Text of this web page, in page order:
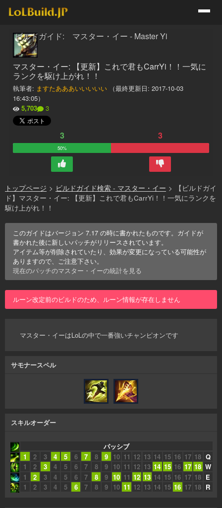
ビルドガイド: マスター・イー - Master Yi
マスター・イー: 【更新】これで君もCarrYi！！一気に
ランクを駆け上がれ！！
執筆者: ますたあああいいいいい （最終更新日: 2017-10-03
16:43:05）
5,703
3
3 3
50%
トップページ > ビルドガイド検索 - マスター・イー >
【ビルドガイ
ド】マスター・イー: 【更新】これで君もCarrYi！！一気にランクを
駆け上がれ！！
このガイドはバージョン7.17 の時に書かれたものです。ガイドが
書かれた後に新しいパッチがリリースされています。
アイテム等が削除されていたり、効果が変更になっている可能性が
ありますので、ご注意下さい。
現在のパッチのマスター・イーの統計を見る
ルーン改定前のビルドのため、ルーン情報が存在しません
マスター・イーはLoLの中で一番強いチャンピオンです
サモナースペル
スキルオーダー
パッシブ
1
2 3 4 5 6 7 8 9 10 11 12 13 14 15 16 17 18 Q
1
2 3 4 5 6 7 8 9 10 11 12 13 14 15 16 17 18 W
1
2 3 4 5 6 7 8 9 10 11 12 13 14 15 16 17 18 E
1
2 3 4 5 6 7 8 9 10 11 12 13 14 15 16 17 18 R